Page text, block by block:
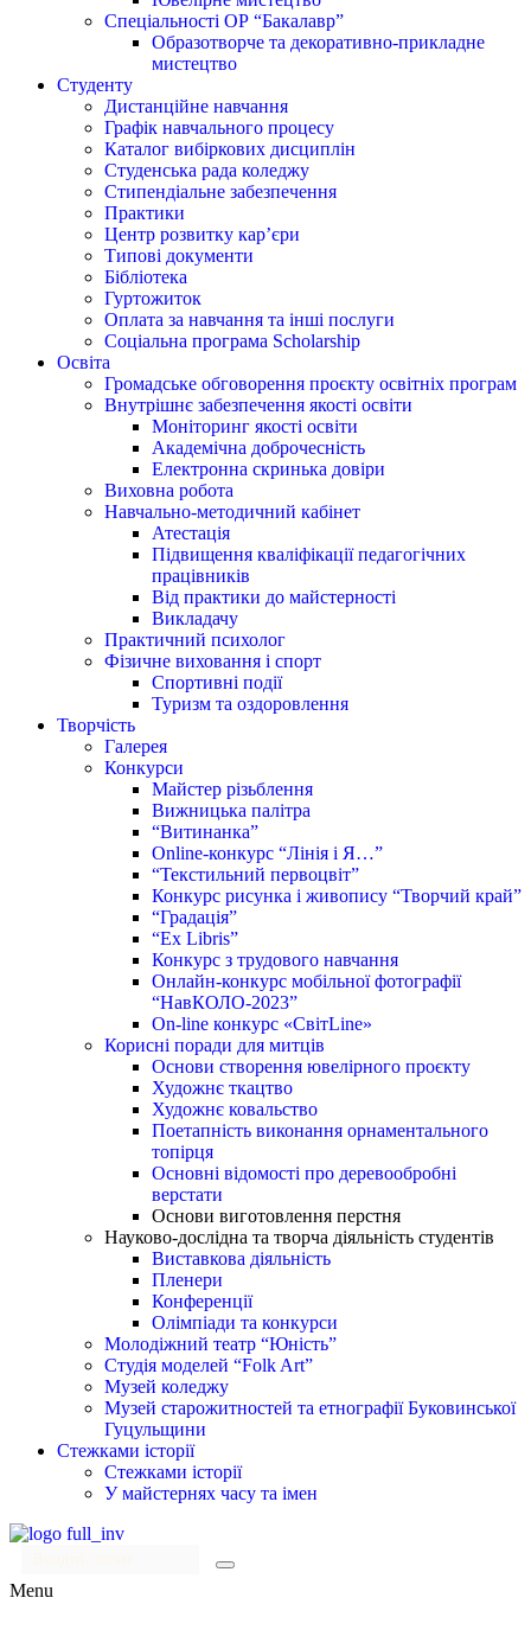
Спеціальності ОР “Бакалавр”
Образотворче та декоративно-прикладне
мистецтво
Студенту
Дистанційне навчання
Графік навчального процесу
Каталог вибіркових дисциплін
Студенська рада коледжу
Стипендіальне забезпечення
Практики
Центр розвитку кар’єри
Типові документи
Бібліотека
Гуртожиток
Оплата за навчання та інші послуги
Соціальна програма Scholarship
Освіта
Громадське обговорення проєкту освітніх програм
Внутрішнє забезпечення якості освіти
Моніторинг якості освіти
Академічна доброчесність
Електронна скринька довіри
Виховна робота
Навчально-методичний кабінет
Атестація
Підвищення кваліфікації педагогічних
працівників
Від практики до майстерності
Викладачу
Практичний психолог
Фізичне виховання і спорт
Спортивні події
Туризм та оздоровлення
Творчість
Галерея
Конкурси
Майстер різьблення
Вижницька палітра
“Витинанка”
Online-конкурс “Лінія і Я…”
“Текстильний первоцвіт”
Конкурс рисунка і живопису “Творчий край”
“Градація”
“Ex Libris”
Конкурс з трудового навчання
Онлайн-конкурс мобільної фотографії
“НавКОЛО-2023”
On-line конкурс «СвітLine»
Корисні поради для митців
Основи створення ювелірного проєкту
Художнє ткацтво
Художнє ковальство
Поетапність виконання орнаментального
топірця
Основні відомості про деревообробні
верстати
Основи виготовлення перстня
Науково-дослідна та творча діяльність студентів
Виставкова діяльність
Пленери
Конференції
Олімпіади та конкурси
Молодіжний театр “Юність”
Студія моделей “Folk Art”
Музей коледжу
Музей старожитностей та етнографії Буковинської
Гуцульщини
Стежками історії
Стежками історії
У майстернях часу та імен
Menu